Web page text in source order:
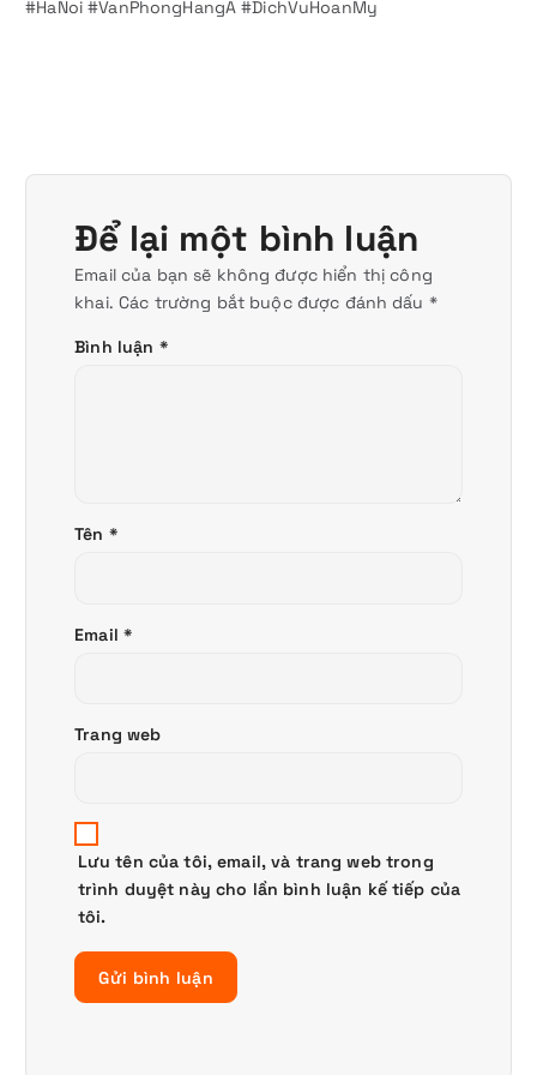
#HaNoi #VanPhongHangA #DichVuHoanMy
Để lại một bình luận
Email của bạn sẽ không được hiển thị công
khai. Các trường bắt buộc được đánh dấu *
Bình luận *
Tên *
Email *
Trang web
Lưu tên của tôi, email, và trang web trong
trình duyệt này cho lần bình luận kế tiếp của
tôi.